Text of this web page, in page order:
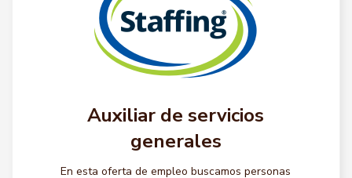
Auxiliar de servicios
generales
En esta oferta de empleo buscamos personas